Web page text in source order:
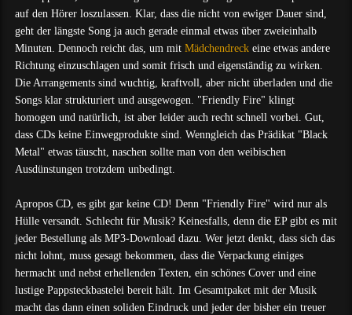
auf den Hörer loszulassen. Klar, dass die nicht von ewiger Dauer sind,
geht der längste Song ja auch gerade einmal etwas über zweieinhalb
Minuten. Dennoch reicht das, um mit Mädchendreck eine etwas andere
Richtung einzuschlagen und somit frisch und eigenständig zu wirken.
Die Arrangements sind wuchtig, kraftvoll, aber nicht überladen und die
Songs klar strukturiert und ausgewogen. "Friendly Fire" klingt
homogen und natürlich, ist aber leider auch recht schnell vorbei. Gut,
dass CDs keine Einwegprodukte sind. Wenngleich das Prädikat "Black
Metal" etwas täuscht, naschen sollte man von den weibischen
Ausdünstungen trotzdem unbedingt.
Apropos CD, es gibt gar keine CD! Denn "Friendly Fire" wird nur als
Hülle versandt. Schlecht für Musik? Keinesfalls, denn die EP gibt es mit
jeder Bestellung als MP3-Download dazu. Wer jetzt denkt, dass sich das
nicht lohnt, muss gesagt bekommen, dass die Verpackung einiges
hermacht und nebst erhellenden Texten, ein schönes Cover und eine
lustige Pappsteckbastelei bereit hält. Im Gesamtpaket mit der Musik
macht das dann einen soliden Eindruck und jeder der bisher ein treuer